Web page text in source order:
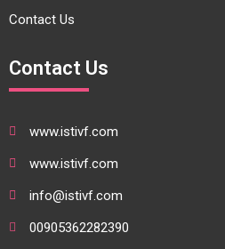
Contact Us
Contact Us
www.istivf.com
www.istivf.com
info@istivf.com
00905362282390